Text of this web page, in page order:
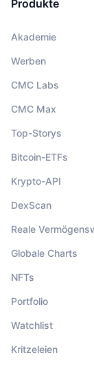
Produkte
Akademie
Werben
CMC Labs
CMC Max
Top-Storys
Bitcoin-ETFs
Krypto-API
DexScan
Reale
Globale Charts
NFTs
Portfolio
Watchlist
Kritzeleien